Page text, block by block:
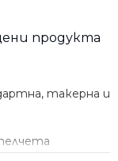
продукта
такерна и
6